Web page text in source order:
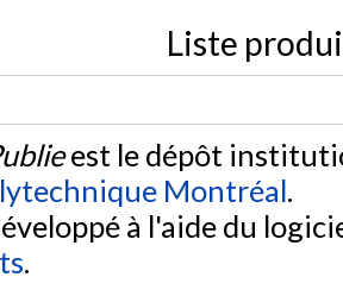
Liste
est le dépôt
Montréal.
à l'aide du
.